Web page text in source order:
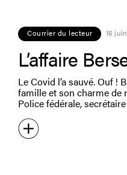
Courrier du lecteur 16
L’affaire
Le Covid l’a sauvé. Ouf !
famille et son charme de
Police fédérale,